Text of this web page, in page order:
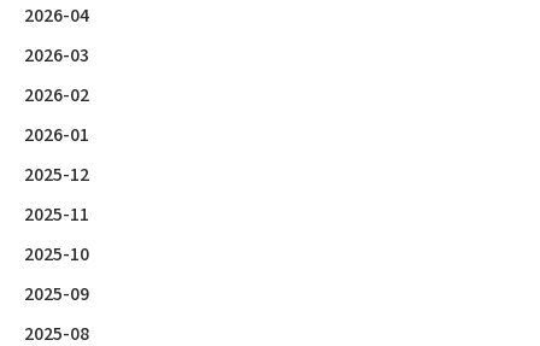
2026-04
2026-03
2026-02
2026-01
2025-12
2025-11
2025-10
2025-09
2025-08